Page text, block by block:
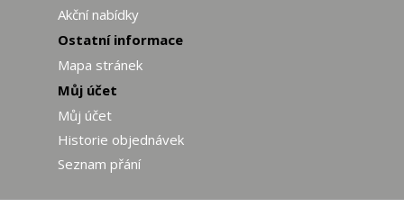
Akční nabídky
Ostatní informace
Mapa stránek
Můj účet
Můj účet
Historie objednávek
Seznam přání